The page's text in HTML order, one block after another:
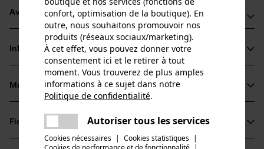
Avantages du produit
T-shirt avec UPF 40+ selon EN 13758-1:2002+A1:2006
Production durable avec certificat bluesign®t
Coupe moderne et grand confort
Informations sur le produit
Détails du produit
Type de manche
manches courtes
Matériau & entretien
Matériau
Fiches techniques
Fiche de données de sécurité du produit (PDF)
confort, optimisation de la boutique). En
outre, nous souhaitons promouvoir nos
produits (réseaux sociaux/marketing).
À cet effet, vous pouvez donner votre
consentement ici et le retirer à tout
moment. Vous trouverez de plus amples
informations à ce sujet dans notre
Politique de confidentialité.
Autoriser tous les services
Cookies nécessaires | Cookies statistiques |
Une erreur s'est produite. Veuillez
essayer encore.
partager
partager